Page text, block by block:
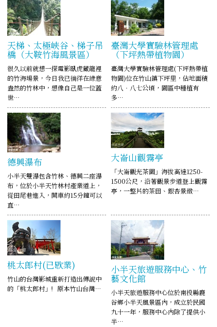
天梯、太極峽谷、梯子吊
橋（大鞍竹海風景區）
很久以前就想一探電影臥虎藏龍裡
的竹海場景，今日我已徜徉在綠意
盎然的竹林中，想像自己是一位蓋
世…
臺灣大學實驗林管理處
（下坪熱帶植物園）
臺灣大學實驗林管理處(下坪熱帶植
物園)位在竹山鎮下坪里，佔地面積
約八．八七公頃，園區中種植有
多…
德興瀑布
小半天雙瀑包含竹林、德興二座瀑
布，位於小半天竹林村產業道上，
從田尾巷進入，開車約15分鐘可以
直…
大崙山觀霧亭
「大崙觀光茶園」海拔高達1250-
1500公尺，沿著觀景步道登上觀霧
亭，一整片的茶田、銀杏景緻…
桃太郎村(已歇業)
竹山的台灣影城重新打造出傳說中
的「桃太郎村」! 原本竹山台灣…
小半天旅遊服務中心、竹
藝文化館
小半天旅遊服務中心位於南投縣鹿
谷鄉小半天風景區內，成立於民國
九十一年，服務中心內除了提供小
半…